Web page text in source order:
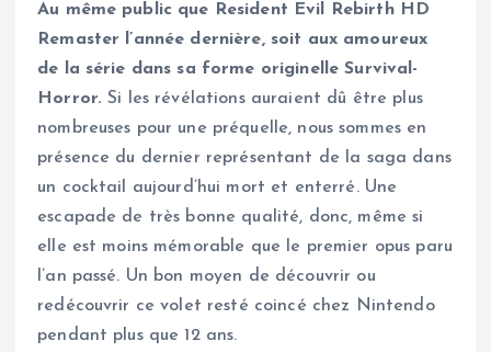
Au même public que Resident Evil Rebirth HD
Remaster l’année dernière, soit aux amoureux
de la série dans sa forme originelle Survival-
Horror. Si les révélations auraient dû être plus
nombreuses pour une préquelle, nous sommes en
présence du dernier représentant de la saga dans
un cocktail aujourd’hui mort et enterré. Une
escapade de très bonne qualité, donc, même si
elle est moins mémorable que le premier opus paru
l’an passé. Un bon moyen de découvrir ou
redécouvrir ce volet resté coincé chez Nintendo
pendant plus que 12 ans.